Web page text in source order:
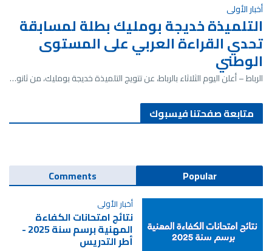
أخبار الأولى
التلميذة خديجة بومليك بطلة لمسابقة
تحدي القراءة العربي على المستوى
الوطني
الرباط – أعلن اليوم الثلاثاء بالرباط، عن تتويج التلميذة خديجة بومليك، من ثانو…
متابعة صفحتنا فيسبوك
Popular
Comments
أخبار الأولى
نتائج امتحانات الكفاءة
المهنية برسم سنة 2025 -
أطر التدريس